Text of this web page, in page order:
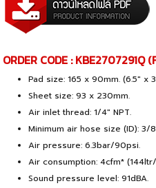
ORDER CODE : KBE2707291Q
Pad size: 165 x 90mm. (6.5" x
Sheet size: 93 x 230mm.
Air inlet thread: 1/4" NPT.
Minimum air hose size (ID): 3/
Air pressure: 6.3bar/90psi.
Air consumption: 4cfm*
Sound pressure level: 91dBA.